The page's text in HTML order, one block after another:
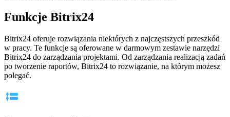
Funkcje Bitrix24
Bitrix24 oferuje rozwiązania niektórych z najczęstszych przeszkód
w pracy. Te funkcje są oferowane w darmowym zestawie narzędzi
Bitrix24 do zarządzania projektami. Od zarządzania realizacją zadań
po tworzenie raportów, Bitrix24 to rozwiązanie, na którym możesz
polegać.